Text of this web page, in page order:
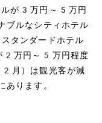
ルが3万円～5万円
ブルなシティホテル
ダードホテル
2万円～5万円程度
月）は観光客が減
あります。